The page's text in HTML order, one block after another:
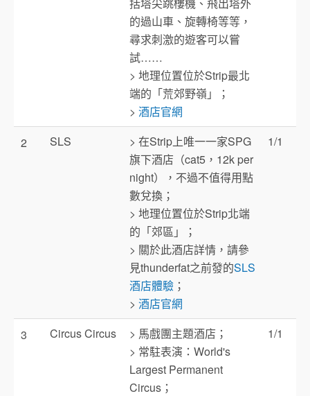
的過山車、旋轉椅等等，
尋求刺激的遊客可以嘗
試……
> 地理位置位於Strip最北
端的「荒郊野嶺」；
> 酒店官網
2 SLS
> 在Strip上唯一一家SPG
旗下酒店（cat5，12k per
night），不過不值得用點
數兌換；
> 地理位置位於Strip北端
的「郊區」；
> 關於此酒店詳情，請參
見thunderfat之前發的SLS
酒店體驗 ；
> 酒店官網
1/1
3 Circus Circus
> 馬戲團主題酒店；
> 常駐表演：World's
Largest Permanent
Circus；
1/1